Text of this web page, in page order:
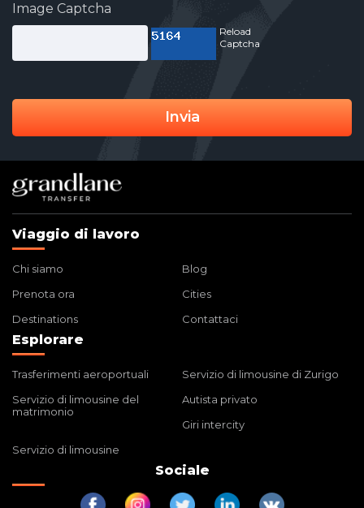
Image Captcha
Reload
Captcha
Invia
Viaggio di lavoro
Chi siamo
Blog
Prenota ora
Cities
Destinations
Contattaci
Esplorare
Trasferimenti aeroportuali
Servizio di limousine di Zurigo
Servizio di limousine del
matrimonio
Autista privato
Giri intercity
Servizio di limousine
Sociale